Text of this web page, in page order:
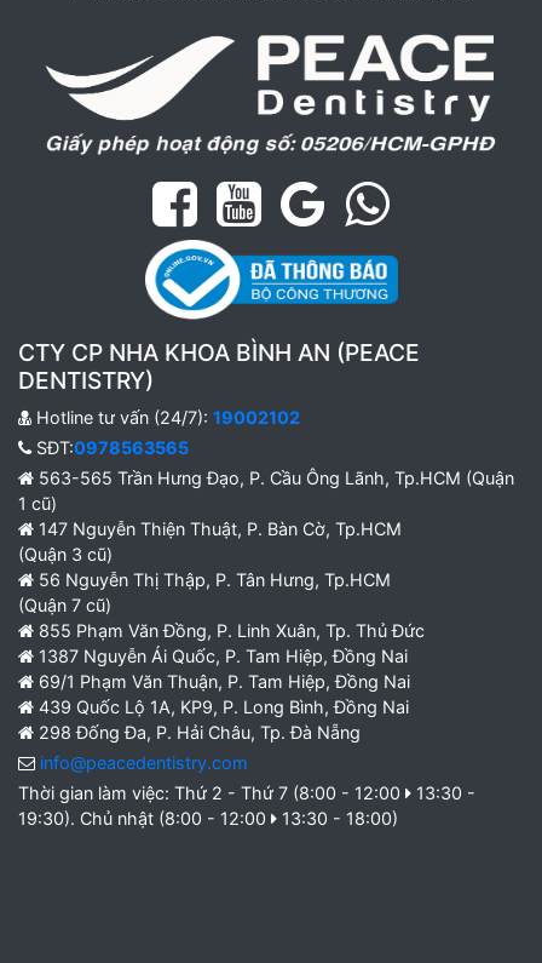
CTY CP NHA KHOA BÌNH AN (PEACE
DENTISTRY)
Hotline tư vấn (24/7): 19002102
SĐT:0978563565
563-565 Trần Hưng Đạo, P. Cầu Ông Lãnh, Tp.HCM (Quận
1 cũ)
147 Nguyễn Thiện Thuật, P. Bàn Cờ, Tp.HCM
(Quận 3 cũ)
56 Nguyễn Thị Thập, P. Tân Hưng, Tp.HCM
(Quận 7 cũ)
855 Phạm Văn Đồng, P. Linh Xuân, Tp. Thủ Đức
1387 Nguyễn Ái Quốc, P. Tam Hiệp, Đồng Nai
69/1 Phạm Văn Thuận, P. Tam Hiệp, Đồng Nai
439 Quốc Lộ 1A, KP9, P. Long Bình, Đồng Nai
298 Đống Đa, P. Hải Châu, Tp. Đà Nẵng
info@peacedentistry.com
Thời gian làm việc: Thứ 2 - Thứ 7 (8:00 - 12:00
13:30 -
19:30). Chủ nhật (8:00 - 12:00
13:30 - 18:00)